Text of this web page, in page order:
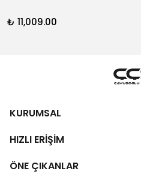
₺ 11,009.00
KURUMSAL
HIZLI ERİŞİM
ÖNE ÇIKANLAR